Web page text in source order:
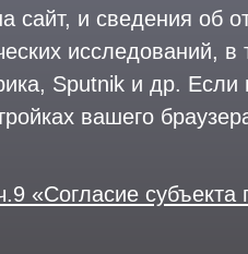
рекламы
сайт, и сведения об
исследований,
Sputnik и др.
вашего
«Согласие субъекта